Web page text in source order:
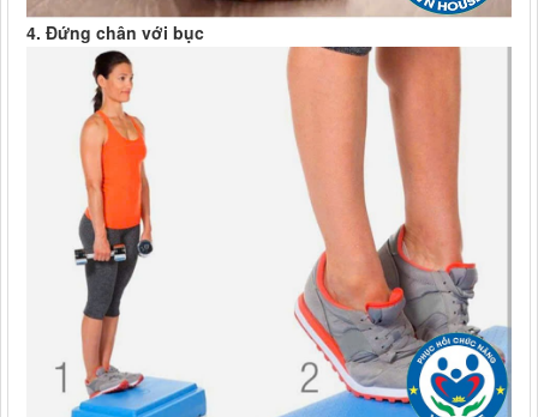
4. Đứng chân với bục